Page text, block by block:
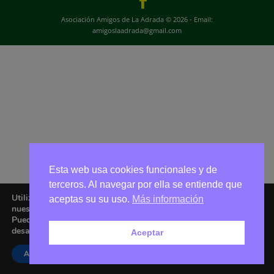
Asociación Amigos de La Adrada © 2026 - Email:
amigoslaadrada@gmail.com
Utilizamos cookies para ofrecerte la mejor experiencia en
nuestra web.
Puedes aprender más sobre qué cookies utilizamos o
desactivarlas en los
Aceptar
Esta web usa cookies funcionales y de
terceros. Al navegar por ella se entiende que
aceptas su su uso. Más información
Aceptar